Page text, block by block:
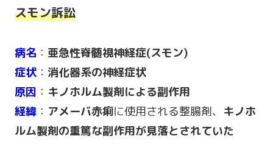
スモン訴訟
病名 ： 亜急性脊髄視神経症(スモン)
症状 ： 消化器系の神経症状
原因 ： キノホルム製剤による副作用
経緯 ： アメーバ赤痢に使用される整腸剤、 キノホ
ルム製剤の重篤な副作用が見落とされていた